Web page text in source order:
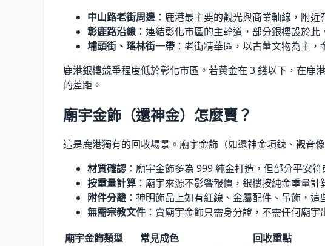
中山路老街周邊：鹿港最主要的觀光與商業軸線，附近
彰鹿路沿線 ：連結彰化市區的主幹道，部分銀樓設於此
埔頭街、瑤林街一帶 ：老街精華區，以古董文物為主
鹿港銀樓競爭程度低於彰化市區。若黃金在 3 錢以下，在鹿
的差距。
廟宇金飾（還神金）怎麼賣？
這是鹿港獨有的回收場景。廟宇金飾（如還神金項鍊、觀音
材質確認 ：廟宇金飾多為 999 純金打造，但部分平安
按重量計算 ：廟宇來源不影響報價，銀樓按純金重量
附件分離 ：神明飾品上如有紅線、金屬配件、吊飾，
無需宗教文件 ：賣廟宇金飾只需身分證，不需任何廟宇
廟宇金飾類型
常見成色
回收重點